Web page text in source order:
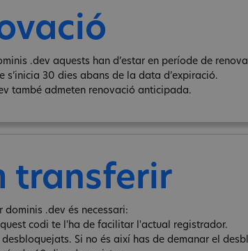
.dev aquests han d’estar en període de
s’inicia 30 dies abans de la data d’expiració.
també admeten renovació anticipada.
transferir
dominis .dev és necessari:
codi te l'ha de facilitar l'actual registrador.
Si no és així has de demanar el